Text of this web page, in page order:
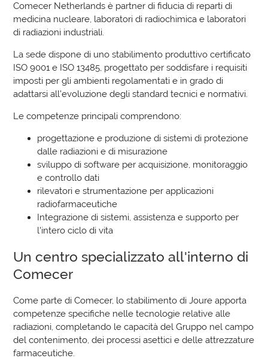
Comecer Netherlands è partner di fiducia di reparti di
medicina nucleare, laboratori di radiochimica e laboratori
di radiazioni industriali.
La sede dispone di uno stabilimento produttivo certificato
ISO 9001 e ISO 13485, progettato per soddisfare i requisiti
imposti per gli ambienti regolamentati e in grado di
adattarsi all’evoluzione degli standard tecnici e normativi.
Le competenze principali comprendono:
progettazione e produzione di sistemi di protezione
dalle radiazioni e di misurazione
sviluppo di software per acquisizione, monitoraggio
e controllo dati
rilevatori e strumentazione per applicazioni
radiofarmaceutiche
Integrazione di sistemi, assistenza e supporto per
l'intero ciclo di vita
Un centro specializzato all'interno di
Comecer
Come parte di Comecer, lo stabilimento di Joure apporta
competenze specifiche nelle tecnologie relative alle
radiazioni, completando le capacità del Gruppo nel campo
del contenimento, dei processi asettici e delle attrezzature
farmaceutiche.